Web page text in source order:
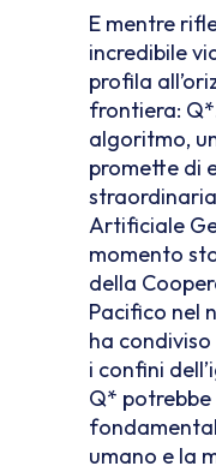
E mentre
incredibile
profila
frontiera:
algoritmo,
promette di
Artificiale
momento
della
Pacifico nel
ha condiviso
i confini
Q*
umano e la